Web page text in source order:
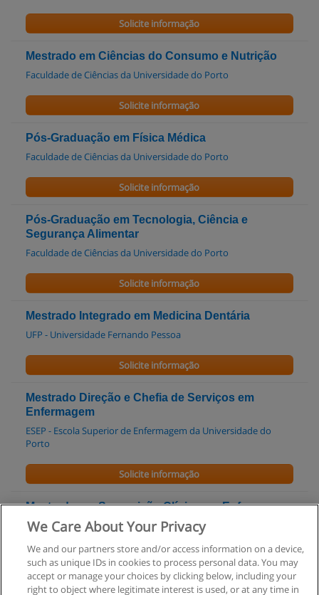
Solicite informação
Mestrado em Ciências do Consumo e Nutrição
Faculdade de Ciências da Universidade do Porto
Solicite informação
Pós-Graduação em Física Médica
Faculdade de Ciências da Universidade do Porto
Solicite informação
Pós-Graduação em Tecnologia, Ciência e
Segurança Alimentar
Faculdade de Ciências da Universidade do Porto
Solicite informação
Mestrado Integrado em Medicina Dentária
UFP - Universidade Fernando Pessoa
Solicite informação
Mestrado Direção e Chefia de Serviços em
Enfermagem
ESEP - Escola Superior de Enfermagem da Universidade do
Porto
Solicite informação
Mestrado em Supervisão Clínica em Enfermagem
ESEP - Escola Superior de Enfermagem da Universidade do
Solicite informação
We Care About Your Privacy
We and our partners store and/or access information on a device,
such as unique IDs in cookies to process personal data. You may
accept or manage your choices by clicking below, including your
right to object where legitimate interest is used, or at any time in